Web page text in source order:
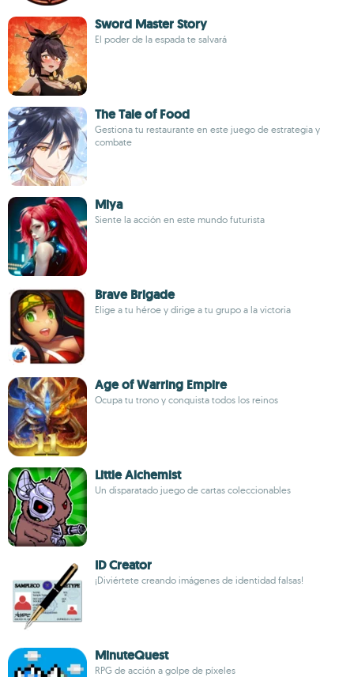
Sword Master Story
El poder de la espada te salvará
The Tale of Food
Gestiona tu restaurante en este juego de estrategia y
combate
Miya
Siente la acción en este mundo futurista
Brave Brigade
Elige a tu héroe y dirige a tu grupo a la victoria
Age of Warring Empire
Ocupa tu trono y conquista todos los reinos
Little Alchemist
Un disparatado juego de cartas coleccionables
ID Creator
¡Diviértete creando imágenes de identidad falsas!
MinuteQuest
RPG de acción a golpe de píxeles